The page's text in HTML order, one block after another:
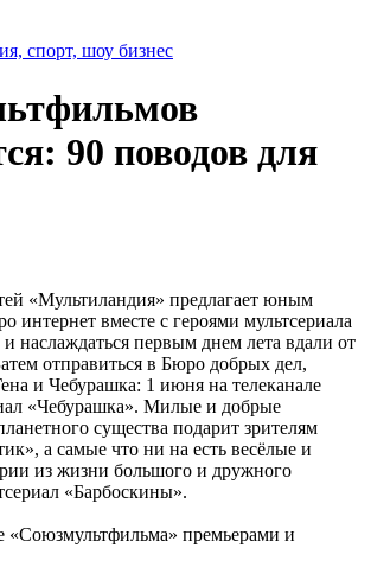
спорт, шоу бизнес
90 поводов для
«Мультиландия» предлагает юным
интернет вместе с героями мультсериала
наслаждаться первым днем лета вдали от
отправиться в Бюро добрых дел,
и Чебурашка: 1 июня на телеканале
«Чебурашка». Милые и добрые
существа подарит зрителям
а самые что ни на есть весёлые и
из жизни большого и дружного
«Барбоскины».
«Союзмультфильма» премьерами и